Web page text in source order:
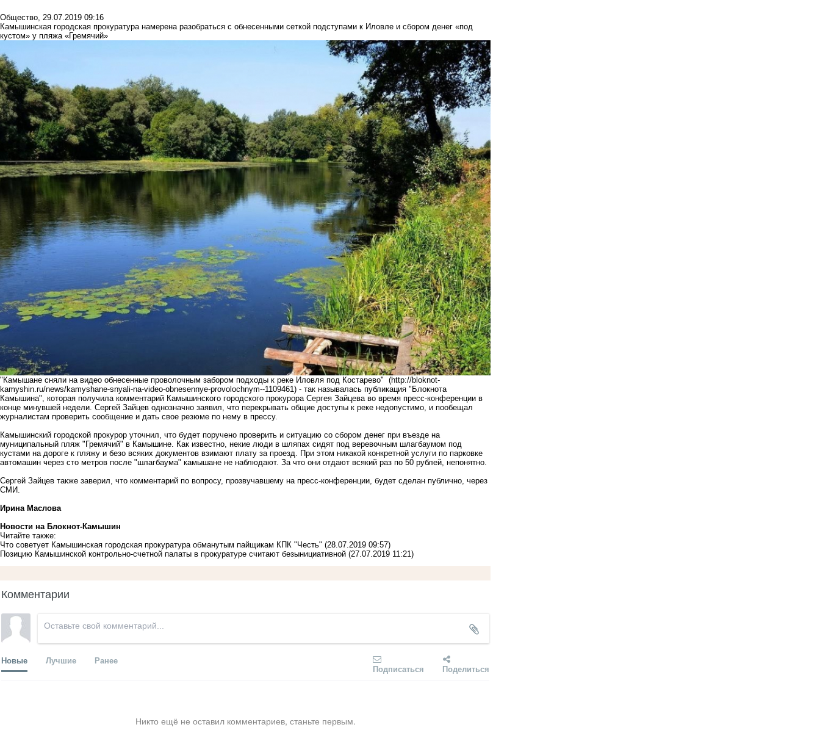
Общество, 29.07.2019 09:16
Камышинская городская прокуратура намерена разобраться с обнесенными сеткой подступами к Иловле и сбором денег «под
кустом» у пляжа «Гремячий»
"Камышане сняли на видео обнесенные проволочным забором подходы к реке Иловля под Костарево" (http://bloknot-
kamyshin.ru/news/kamyshane-snyali-na-video-obnesennye-provolochnym--1109461) - так называлась публикация "Блокнота
Камышина", которая получила комментарий Камышинского городского прокурора Сергея Зайцева во время пресс-конференции в
конце минувшей недели. Сергей Зайцев однозначно заявил, что перекрывать общие доступы к реке недопустимо, и пообещал
журналистам проверить сообщение и дать свое резюме по нему в прессу.
Камышинский городской прокурор уточнил, что будет поручено проверить и ситуацию со сбором денег при въезде на
муниципальный пляж "Гремячий" в Камышине. Как известно, некие люди в шляпах сидят под веревочным шлагбаумом под
кустами на дороге к пляжу и безо всяких документов взимают плату за проезд. При этом никакой конкретной услуги по парковке
автомашин через сто метров после "шлагбаума" камышане не наблюдают. За что они отдают всякий раз по 50 рублей, непонятно.
Сергей Зайцев также заверил, что комментарий по вопросу, прозвучавшему на пресс-конференции, будет сделан публично, через
СМИ.
Ирина Маслова
Новости на Блoкнoт-Камышин
Читайте также:
Что советует Камышинская городская прокуратура обманутым пайщикам КПК "Честь" (28.07.2019 09:57)
Позицию Камышинской контрольно-счетной палаты в прокуратуре считают безынициативной (27.07.2019 11:21)
Комментарии
Новые Лучшие Ранее
Подписаться Поделиться
Никто ещё не оставил комментариев, станьте первым.